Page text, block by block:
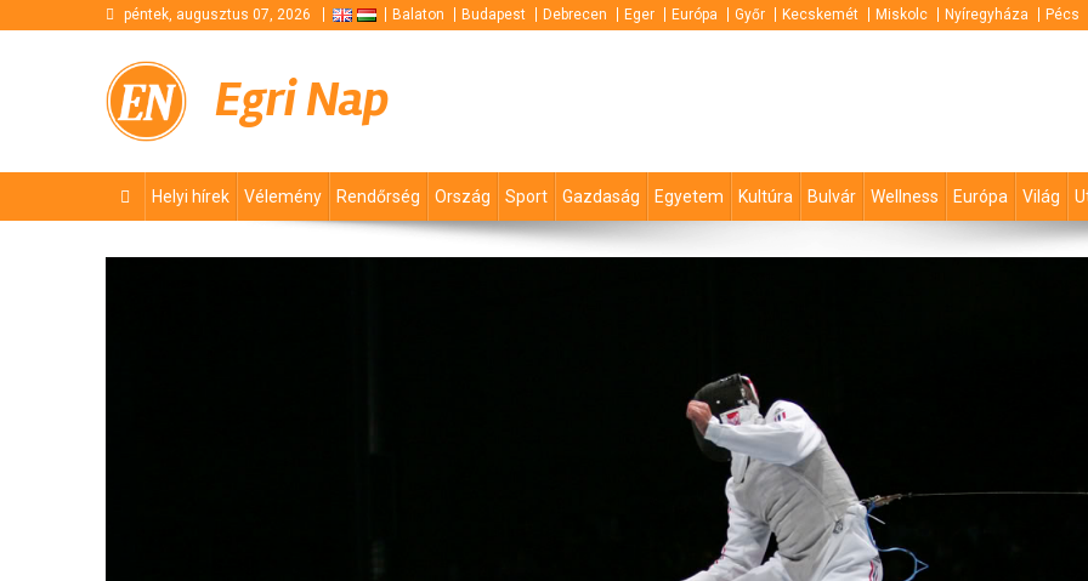
péntek, augusztus 07, 2026 Balaton Budapest Debrecen Eger Európa Győr Kecskemét Miskolc Nyíregyháza Pécs
Egri Nap
Helyi hírek Vélemény Rendőrség Ország Sport Gazdaság Egyetem Kultúra Bulvár Wellness Európa Világ